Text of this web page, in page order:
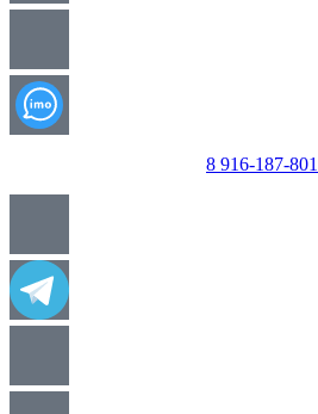
8 916-187-